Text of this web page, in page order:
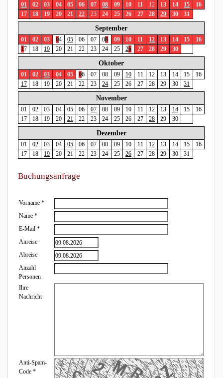
01 02 03 04 05 06 07 08 09 10 11 12 13 14 15
16
17
18 19 20 21 22 23 24 25 26 27 28 29 30 31
September
01 02 03 04 05 06 07 08 09 10 11 12 13 14 15
16
17 18 19 20 21 22 23 24 25 26 27 28 29 30
Oktober
01 02 03 04 05 06 07 08 09 10 11 12 13 14 15
16
17
18 19 20 21 22 23 24 25 26 27 28 29 30 31
November
01 02 03 04 05 06 07 08 09 10 11 12 13 14 15
16
17
18 19 20 21 22 23 24 25 26 27 28 29 30
Dezember
01 02 03 04 05 06 07 08 09 10 11 12 13 14 15
16
17
18 19 20 21 22 23 24 25 26 27 28 29 30 31
Buchungsanfrage
Vorname *
Name *
E-Mail *
Anreise
Abreise
Anzahl
Personen
Ihre
Nachricht
Anti-Spam-
Code *